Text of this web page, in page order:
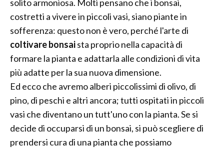
solito armoniosa. Molti pensano che i bonsai,
costretti a vivere in piccoli vasi, siano piante in
sofferenza: questo non è vero, perché l'arte di
coltivare bonsaista proprio nella capacità di
formare la pianta e adattarla alle condizioni di vita
più adatte per la sua nuova dimensione.
Ed ecco che avremo alberi piccolissimi di olivo, di
pino, di peschi e altri ancora; tutti ospitati in piccoli
vasi che diventano un tutt'uno con la pianta. Se si
decide di occuparsi di un bonsai, si può scegliere di
prendersi cura di una pianta che possiamo